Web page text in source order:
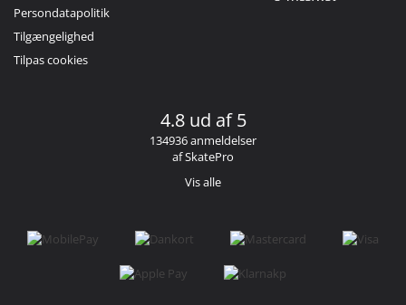
Persondatapolitik
Tilgængelighed
Tilpas cookies
4.8 ud af 5
134936 anmeldelser
af SkatePro
Vis alle